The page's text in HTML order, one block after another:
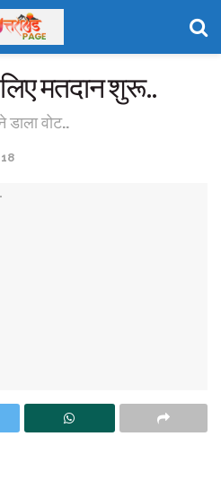
मतदान शुरू..
डाला वोट..